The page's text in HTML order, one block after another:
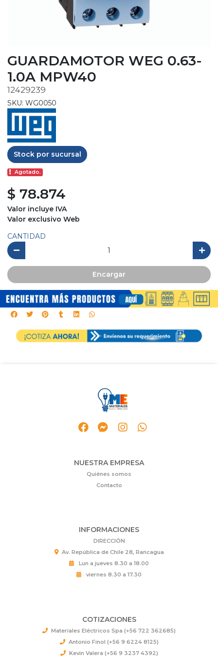
GUARDAMOTOR WEG 0.63-
1.0A MPW40
12429239
SKU: WG0050
Stock por sucursal
Agotado.
$ 78.874
Valor incluye IVA
Valor exclusivo Web
CANTIDAD
Encargar
NUESTRA EMPRESA
Quiénes somos
Contacto
INFORMACIONES
DIRECCIÓN
Av. República de Chile 28, Rancagua
Lun a jueves 8.30 a 18.00
viernes 8.30 a 17.30
COTIZACIONES
Materiales Eléctricos Spa (+56 722 362685)
Antonio Finol (+56 9 6224 8125)
Kevin Valera (+56 9 3237 4392)